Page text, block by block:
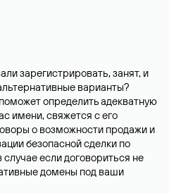
зарегистрировать, занят, и
варианты?
определить адекватную
имени, свяжется с его
о возможности продажи и
безопасной сделки по
если договориться не
домены под ваши